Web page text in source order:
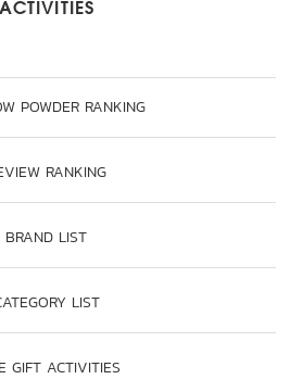
ACTIVITIES
POWDER RANKING
RANKING
BRAND LIST
LIST
GIFT ACTIVITIES